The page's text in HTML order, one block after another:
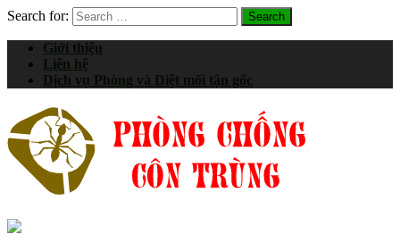
Search for:
Giới thiệu
Liên hệ
Dịch vụ Phòng và Diệt mối tận gốc